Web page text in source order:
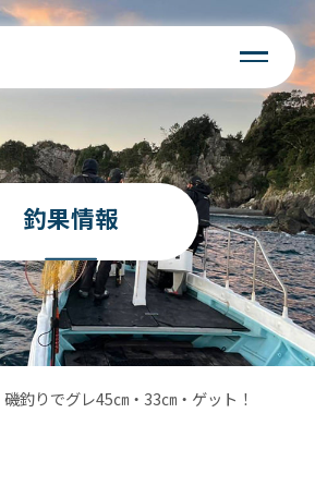
釣果情報
磯釣りでグレ45㎝・33㎝・ゲット！